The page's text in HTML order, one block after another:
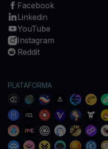
Facebook
Linkedin
YouTube
Instagram
Reddit
PLATAFORMA